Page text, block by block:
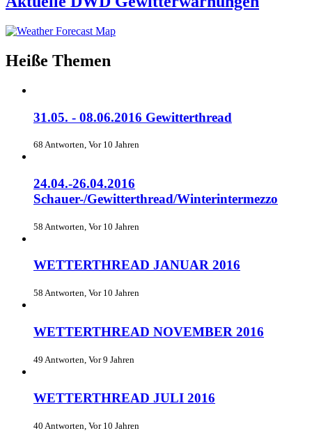
Heiße Themen
31.05. - 08.06.2016 Gewitterthread
68 Antworten, Vor 10 Jahren
24.04.-26.04.2016
Schauer-/Gewitterthread/Winterintermezzo
58 Antworten, Vor 10 Jahren
WETTERTHREAD JANUAR 2016
58 Antworten, Vor 10 Jahren
WETTERTHREAD NOVEMBER 2016
49 Antworten, Vor 9 Jahren
WETTERTHREAD JULI 2016
40 Antworten, Vor 10 Jahren